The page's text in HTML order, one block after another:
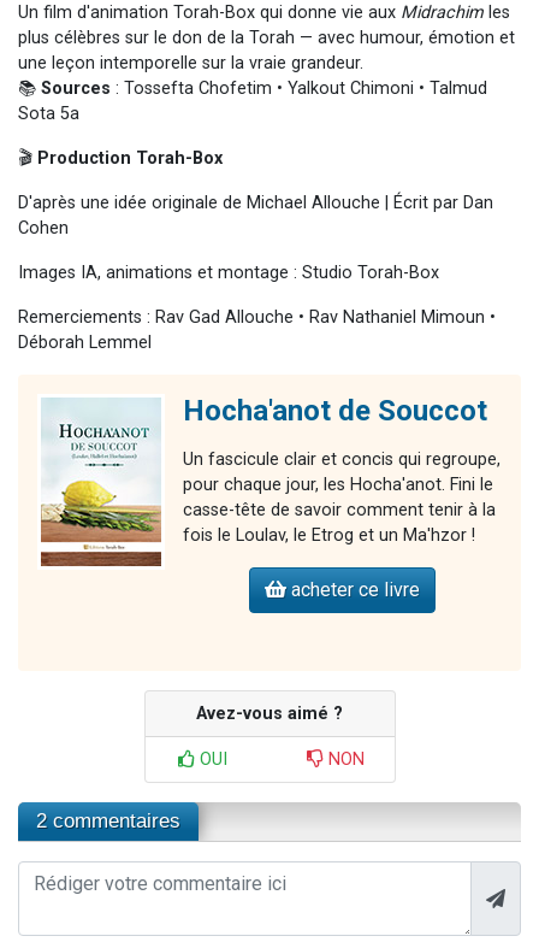
Un film d'animation Torah-Box qui donne vie aux Midrachim les
plus célèbres sur le don de la Torah — avec humour, émotion et
une leçon intemporelle sur la vraie grandeur.
📚 Sources : Tossefta Chofetim • Yalkout Chimoni • Talmud
Sota 5a
🎬 Production Torah-Box
D'après une idée originale de Michael Allouche | Écrit par Dan
Cohen
Images IA, animations et montage : Studio Torah-Box
Remerciements : Rav Gad Allouche • Rav Nathaniel Mimoun •
Déborah Lemmel
Hocha'anot de Souccot
Un fascicule clair et concis qui regroupe,
pour chaque jour, les Hocha'anot. Fini le
casse-tête de savoir comment tenir à la
fois le Loulav, le Etrog et un Ma'hzor !
acheter ce livre
Avez-vous aimé ?
OUI NON
2 commentaires